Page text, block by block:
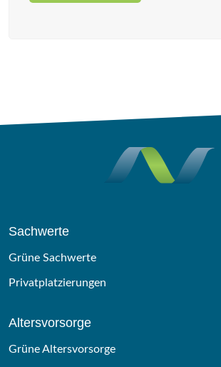
Sachwerte
Grüne Sachwerte
Privatplatzierungen
Altersvorsorge
Grüne Altersvorsorge